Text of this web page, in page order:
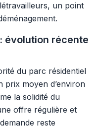
un point
évolution récente
du parc résidentiel
prix moyen d’environ
la solidité du
offre régulière et
reste